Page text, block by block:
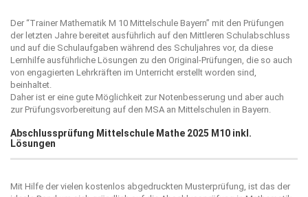
Der “Trainer Mathematik M 10 Mittelschule Bayern” mit den Prüfungen
der letzten Jahre bereitet ausführlich auf den Mittleren Schulabschluss
und auf die Schulaufgaben während des Schuljahres vor, da diese
Lernhilfe ausführliche Lösungen zu den Original-Prüfungen, die so auch
von engagierten Lehrkräften im Unterricht erstellt worden sind,
beinhaltet.
Daher ist er eine gute Möglichkeit zur Notenbesserung und aber auch
zur Prüfungsvorbereitung auf den MSA an Mittelschulen in Bayern.
Abschlussprüfung Mittelschule Mathe 2025 M10 inkl.
Lösungen
Mit Hilfe der vielen kostenlos abgedruckten Musterprüfung, ist das der